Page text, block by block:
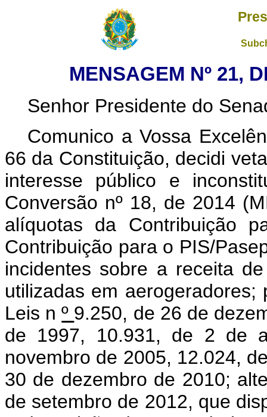
MENSAGEM Nº 21,
Senhor Presidente do
Comunico a Vossa
66 da Constituição, decidi
interesse público e
Conversão nº 18, de 2014
alíquotas da Contribuição
Contribuição para o PIS/
incidentes sobre a receita
utilizadas em
Leis nº 9.250, de 26 de
de 1997, 10.931, de 2 de
novembro de 2005, 12.024,
30 de dezembro de 2010;
de setembro de 2012, que